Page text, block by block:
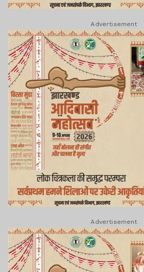
Advertisement
Advertisement